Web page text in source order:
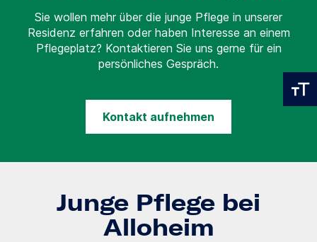
Sie wollen mehr über die junge Pflege in unserer
Residenz erfahren oder haben Interesse an einem
Pflegeplatz? Kontaktieren Sie uns gerne für ein
persönliches Gespräch.
Kontakt aufnehmen
Junge Pflege bei
Alloheim